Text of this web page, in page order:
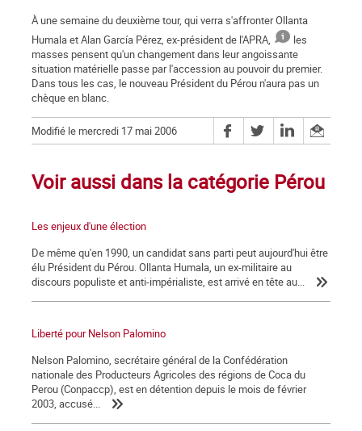
À une semaine du deuxième tour, qui verra s'affronter Ollanta
Humala et Alan García Pérez, ex-président de l'APRA,
les
masses pensent qu'un changement dans leur angoissante
situation matérielle passe par l'accession au pouvoir du premier.
Dans tous les cas, le nouveau Président du Pérou n'aura pas un
chèque en blanc.
Modifié le mercredi 17 mai 2006
Voir aussi dans la catégorie Pérou
Les enjeux d'une élection
De même qu'en 1990, un candidat sans parti peut aujourd'hui être
élu Président du Pérou. Ollanta Humala, un ex-militaire au
discours populiste et anti-impérialiste, est arrivé en tête au...
Liberté pour Nelson Palomino
Nelson Palomino, secrétaire général de la Confédération
nationale des Producteurs Agricoles des régions de Coca du
Perou (Conpaccp), est en détention depuis le mois de février
2003, accusé...